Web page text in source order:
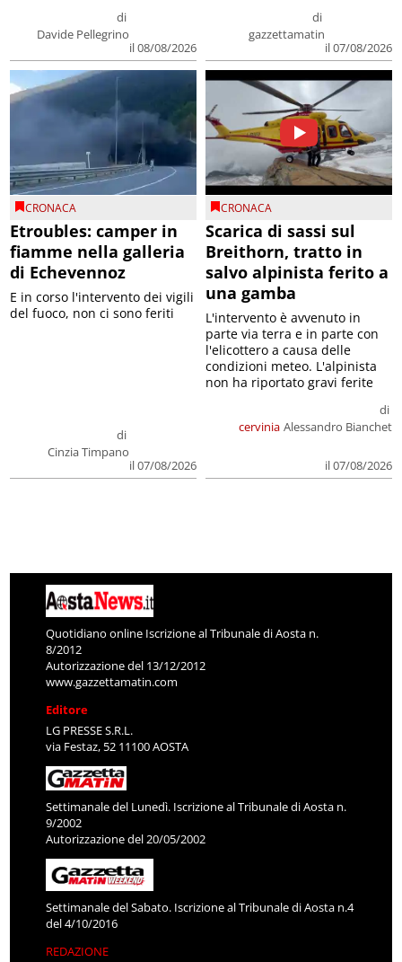
di
Davide Pellegrino
il 08/08/2026
di
gazzettamatin
il 07/08/2026
CRONACA
Etroubles: camper in
fiamme nella galleria
di Echevennoz
di
Cinzia Timpano
il 07/08/2026
E in corso l'intervento dei vigili
del fuoco, non ci sono feriti
CRONACA
Scarica di sassi sul
Breithorn, tratto in
salvo alpinista ferito a
una gamba
cervinia
di
Alessandro Bianchet
il 07/08/2026
L'intervento è avvenuto in
parte via terra e in parte con
l'elicottero a causa delle
condizioni meteo. L'alpinista
non ha riportato gravi ferite
Quotidiano online Iscrizione al Tribunale di Aosta n.
8/2012
Autorizzazione del 13/12/2012
www.gazzettamatin.com
Editore
LG PRESSE S.R.L.
via Festaz, 52 11100 AOSTA
Settimanale del Lunedì. Iscrizione al Tribunale di Aosta n.
9/2002
Autorizzazione del 20/05/2002
Settimanale del Sabato. Iscrizione al Tribunale di Aosta n.4
del 4/10/2016
REDAZIONE